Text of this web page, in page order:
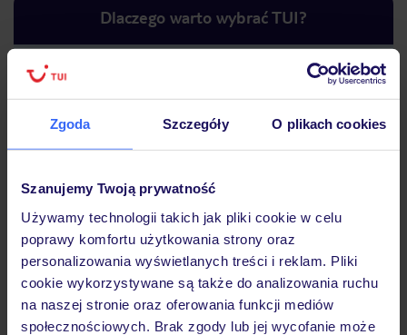
Zgoda Szczegóły O plikach cookies
Szanujemy Twoją prywatność
Używamy technologii takich jak pliki cookie w celu
poprawy komfortu użytkowania strony oraz
personalizowania wyświetlanych treści i reklam. Pliki
cookie wykorzystywane są także do analizowania ruchu
na naszej stronie oraz oferowania funkcji mediów
społecznościowych. Brak zgody lub jej wycofanie może
Dlaczego warto wybrać TUI?
Lider niskich cen
Największe biuro
podróży w Polsce
30 lat w
Hotel
Pokoje